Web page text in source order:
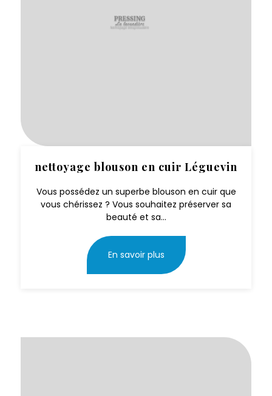
nettoyage blouson en cuir Léguevin
Vous possédez un superbe blouson en cuir que
vous chérissez ? Vous souhaitez préserver sa
beauté et sa...
En savoir plus